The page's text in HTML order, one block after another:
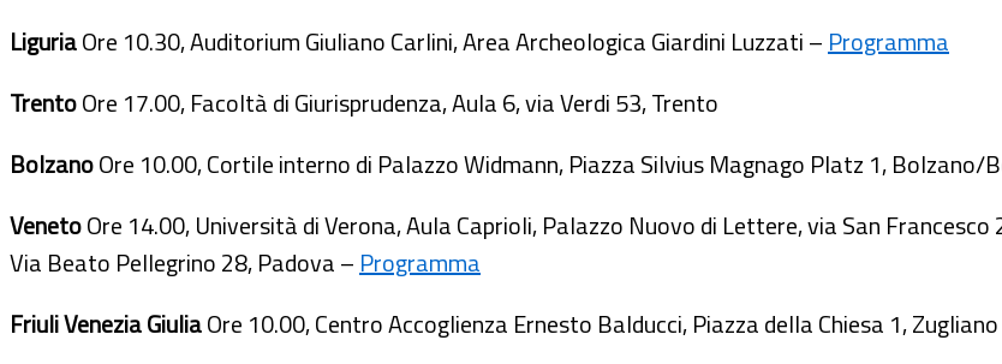
LiguriaOre 10.30, Auditorium Giuliano Carlini, Area Archeologica Giardini Luzzati – Programma
TrentoOre 17.00, Facoltà di Giurisprudenza, Aula 6, via Verdi 53, Trento
BolzanoOre 10.00, Cortile interno di Palazzo Widmann, Piazza Silvius Magnago Platz 1, Bolzano/
VenetoOre 14.00, Università di Verona, Aula Caprioli, Palazzo Nuovo di Lettere, via San Francesco
Via Beato Pellegrino 28, Padova – Programma
Friuli Venezia GiuliaOre 10.00, Centro Accoglienza Ernesto Balducci, Piazza della Chiesa 1,